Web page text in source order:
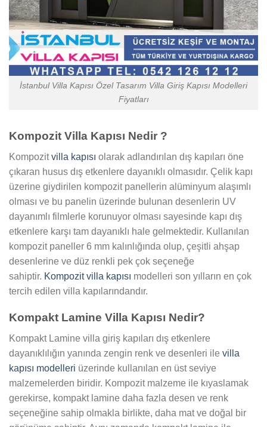
İstanbul Villa Kapısı Özel Tasarım Villa Giriş Kapısı Modelleri
Fiyatları
Kompozit Villa Kapısı Nedir ?
Kompozitvilla kapısı olarak adlandırılan dış kapıları öne
çıkaran husus dış etkenlere dayanıklı olmasıdır. Çelik kapı
üzerine giydirilen kompozit panellerin alüminyum alaşımlı
olması ve bu panelin üzerinde bulunan desenlerin UV
dayanımlı filmlerle korunuyor olması sayesinde kapı dış
etkenlere karşı tam dayanıklı hale gelmektedir. Kullanılan
kompozit paneller 6 mm kalınlığında olup, çeşitli ahşap
desenlerine ve düz renkli pek çok seçeneğe
sahiptir. Kompozit villa kapısı modelleri son yılların en çok
tercih edilen villa kapılarındandır.
Kompakt Lamine Villa Kapısı Nedir?
Kompakt Lamine villa giriş kapıları dış etkenlere
dayanıklılığın yanında zengin renk ve desenleri ile villa
kapısı modelleri üzerinde kullanılan en üst seviye
malzemelerden biridir. Kompozit malzeme ile kıyaslamak
gerekirse, kompakt lamine daha fazla desen ve renk
seçeneğine sahip olmakla birlikte, daha mat ve doğal bir